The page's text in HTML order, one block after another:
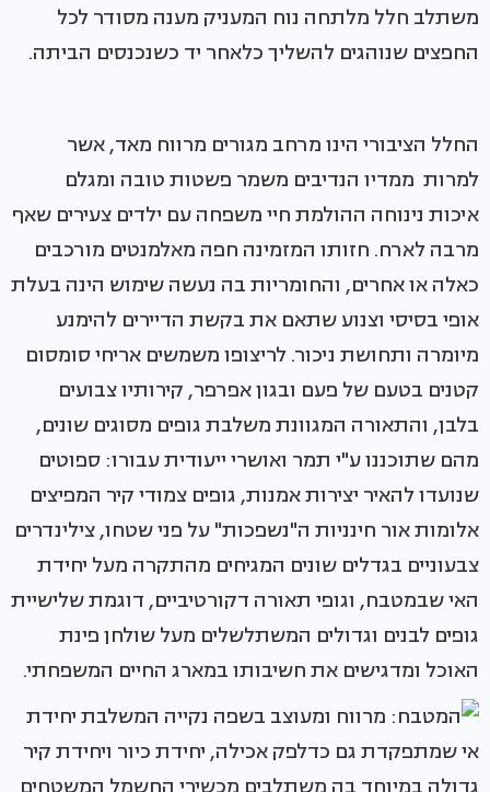
משתלב חלל מלתחה נוח המעניק מענה מסודר לכל
החפצים שנוהגים להשליך כלאחר יד כשנכנסים הביתה.
החלל הציבורי הינו מרחב מגורים מרווח מאד, אשר
למרות ממדיו הנדיבים משמר פשטות טובה ומגלם
איכות נינוחה ההולמת חיי משפחה עם ילדים צעירים שאף
מרבה לארח. חזותו המזמינה חפה מאלמנטים מורכבים
כאלה או אחרים, והחומריות בה נעשה שימוש הינה בעלת
אופי בסיסי וצנוע שתאם את בקשת הדיירים להימנע
מיומרה ותחושת ניכור. לריצופו משמשים אריחי סומסום
קטנים בטעם של פעם ובגון אפרפר, קירותיו צבועים
בלבן, והתאורה המגוונת משלבת גופים מסוגים שונים,
מהם שתוכננו ע"י תמר ואושרי ייעודית עבורו: ספוטים
שנועדו להאיר יצירות אמנות, גופים צמודי קיר המפיצים
אלומות אור חינניות ה"נשפכות" על פני שטחו, צילינדרים
צבעוניים בגדלים שונים המגיחים מהתקרה מעל יחידת
האי שבמטבח, וגופי תאורה דקורטיביים, דוגמת שלישיית
גופים לבנים וגדולים המשתלשלים מעל שולחן פינת
האוכל ומדגישים את חשיבותו במארג החיים המשפחתי.